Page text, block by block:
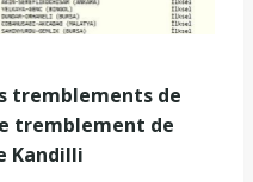
tremblements de
tremblement de
Kandilli